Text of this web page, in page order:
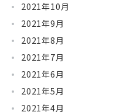
2021年10月
2021年9月
2021年8月
2021年7月
2021年6月
2021年5月
2021年4月